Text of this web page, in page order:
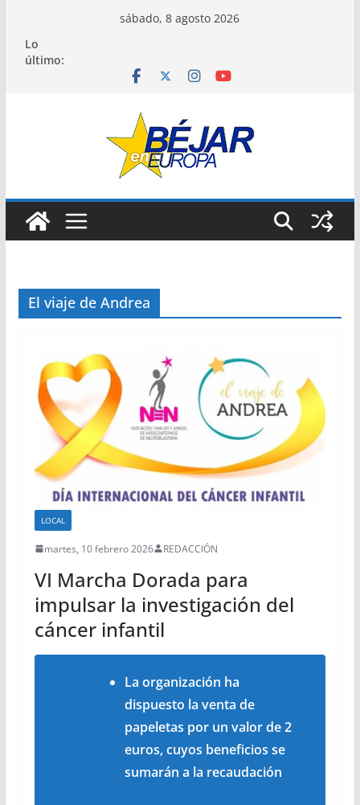
contenido
sábado, 8 agosto 2026
Lo
último:
El viaje de Andrea
LOCAL
martes, 10 febrero 2026 REDACCIÓN
VI Marcha Dorada para
impulsar la investigación del
cáncer infantil
La organización ha
dispuesto la venta de
papeletas por un valor de 2
euros, cuyos beneficios se
sumarán a la recaudación